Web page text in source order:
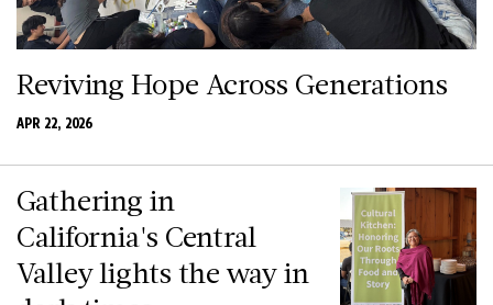
Reviving Hope Across Generations
APR 22, 2026
Gathering in
California's Central
Valley lights the way in